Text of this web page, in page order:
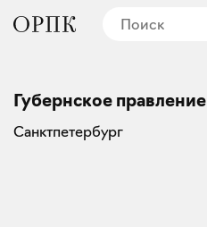
Губернское правление
Санктпетербург